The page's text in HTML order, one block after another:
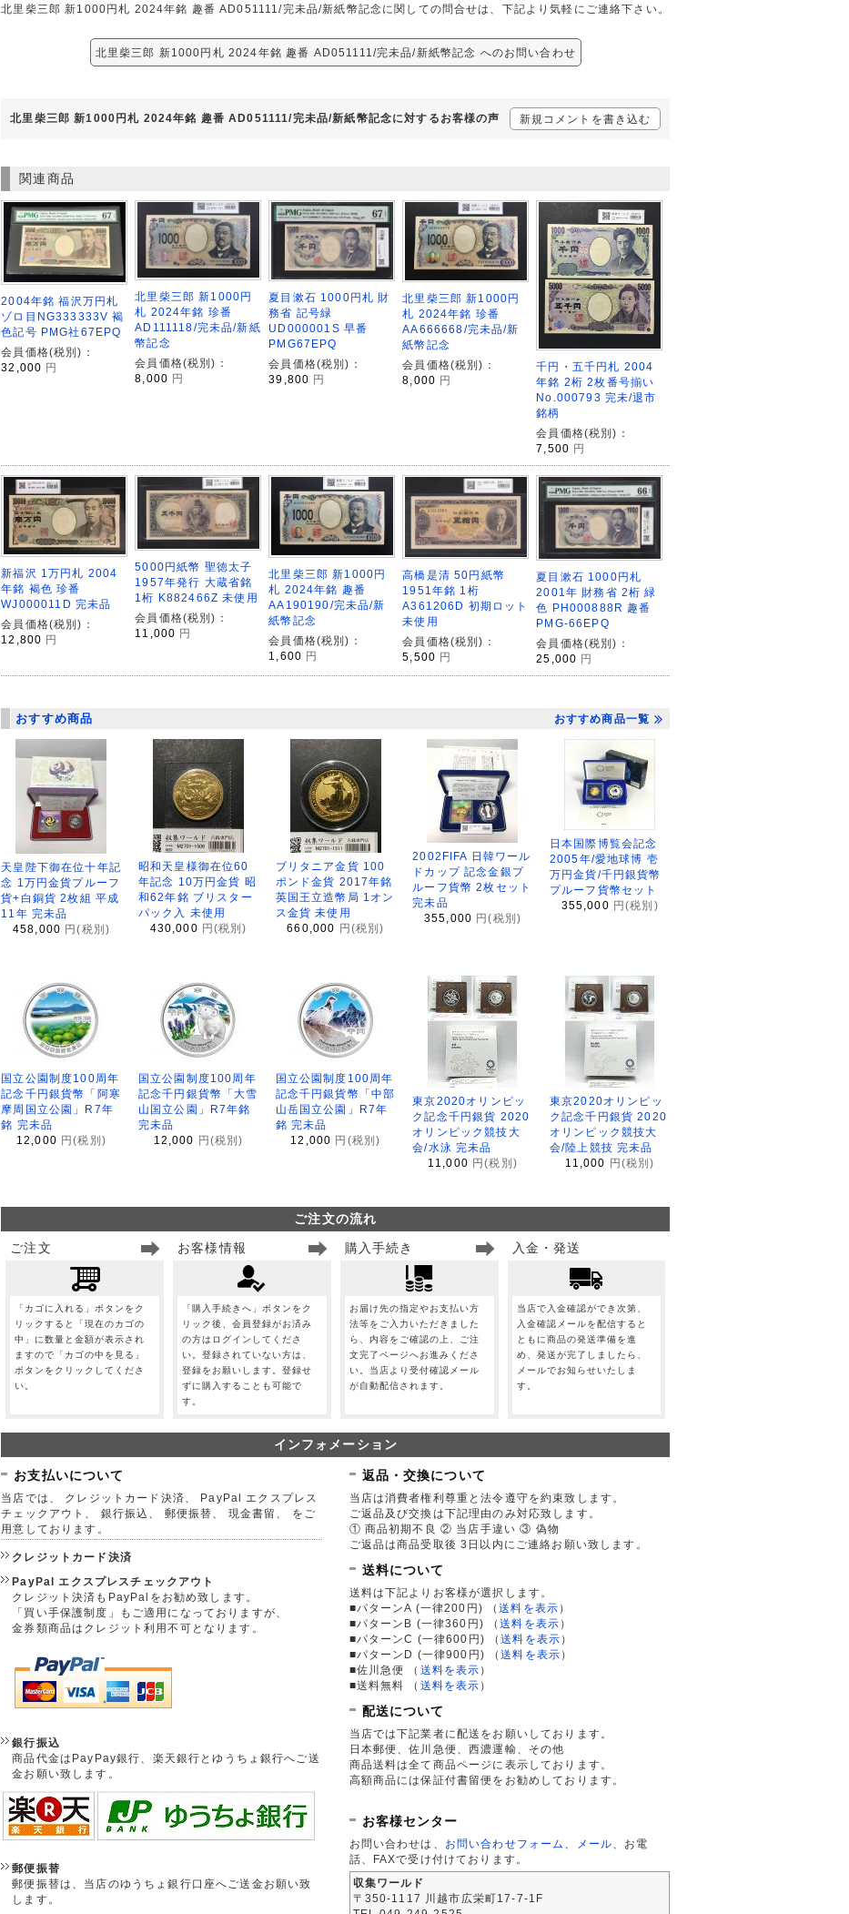
北里柴三郎 新1000円札 2024年銘 趣番 AD051111/完未品/新紙幣記念に関しての問合せは、下記より気軽にご連絡下さい。
北里柴三郎 新1000円札 2024年銘 趣番 AD051111/完未品/新紙幣記念 へのお問い合わせ
北里柴三郎 新1000円札 2024年銘 趣番 AD051111/完未品/新紙幣記念に対するお客様の声 新規コメントを書き込む
関連商品
2004年銘 福沢万円札
ゾロ目NG333333V 褐
色記号 PMG社67EPQ
会員価格(税別)：
32,000 円
北里柴三郎 新1000円
札 2024年銘 珍番
AD111118/完未品/新紙
幣記念
会員価格(税別)：
8,000 円
夏目漱石 1000円札 財
務省 記号緑
UD000001S 早番
PMG67EPQ
会員価格(税別)：
39,800 円
北里柴三郎 新1000円
札 2024年銘 珍番
AA666668/完未品/新
紙幣記念
会員価格(税別)：
8,000 円
千円・五千円札 2004
年銘 2桁 2枚番号揃い
No.000793 完未/退市
銘柄
会員価格(税別)：
7,500 円
新福沢 1万円札 2004
年銘 褐色 珍番
WJ000011D 完未品
会員価格(税別)：
12,800 円
5000円紙幣 聖徳太子
1957年発行 大蔵省銘
1桁 K882466Z 未使用
会員価格(税別)：
11,000 円
北里柴三郎 新1000円
札 2024年銘 趣番
AA190190/完未品/新
紙幣記念
会員価格(税別)：
1,600 円
高橋是清 50円紙幣
1951年銘 1桁
A361206D 初期ロット
未使用
会員価格(税別)：
5,500 円
夏目漱石 1000円札
2001年 財務省 2桁 緑
色 PH000888R 趣番
PMG-66EPQ
会員価格(税別)：
25,000 円
おすすめ商品 おすすめ商品一覧
天皇陛下御在位十年記
念 1万円金貨プルーフ
貨+白銅貨 2枚組 平成
11年 完未品
458,000 円(税別)
昭和天皇様御在位60
年記念 10万円金貨 昭
和62年銘 ブリスター
パック入 未使用
430,000 円(税別)
ブリタニア金貨 100
ポンド金貨 2017年銘
英国王立造幣局 1オン
ス金貨 未使用
660,000 円(税別)
2002FIFA 日韓ワール
ドカップ 記念金銀プ
ルーフ貨幣 2枚セット
完未品
355,000 円(税別)
日本国際博覧会記念
2005年/愛地球博 壱
万円金貨/千円銀貨幣
プルーフ貨幣セット
355,000 円(税別)
国立公園制度100周年
記念千円銀貨幣「阿寒
摩周国立公園」R7年
銘 完未品
12,000 円(税別)
国立公園制度100周年
記念千円銀貨幣「大雪
山国立公園」R7年銘
完未品
12,000
円(税別)
国立公園制度100周年
記念千円銀貨幣「中部
山岳国立公園」R7年
銘 完未品
12,000 円(税別)
東京2020オリンピッ
ク記念千円銀貨 2020
オリンピック競技大
会/水泳 完未品
11,000 円(税別)
東京2020オリンピッ
ク記念千円銀貨 2020
オリンピック競技大
会/陸上競技 完未品
11,000
円(税別)
ご注文の流れ
ご注文
「カゴに入れる」ボタンをク
リックすると「現在のカゴの
中」に数量と金額が表示され
ますので「カゴの中を見る」
ボタンをクリックしてくださ
い。
お客様情報
「購入手続きへ」ボタンをク
リック後、会員登録がお済み
の方はログインしてくださ
い。登録されていない方は、
登録をお願いします。登録せ
ずに購入することも可能で
す。
購入手続き
お届け先の指定やお支払い方
法等をご入力いただきました
ら、内容をご確認の上、ご注
文完了ページへお進みくださ
い。当店より受付確認メール
が自動配信されます。
入金・発送
当店で入金確認ができ次第、
入金確認メールを配信すると
ともに商品の発送準備を進
め、発送が完了しましたら、
メールでお知らせいたしま
す。
インフォメーション
お支払いについて
当店では、 クレジットカード決済、 PayPal エクスプレス
チェックアウト、 銀行振込、 郵便振替、 現金書留、 をご
用意しております。
クレジットカード決済
PayPal エクスプレスチェックアウト
クレジット決済もPayPalをお勧め致します。
「買い手保護制度」もご適用になっておりますが、
金券類商品はクレジット利用不可となります。
銀行振込
商品代金はPayPay銀行、楽天銀行とゆうちょ銀行へご送
金お願い致します。
郵便振替
郵便振替は、当店のゆうちょ銀行口座へご送金お願い致
します。
返品・交換について
当店は消費者権利尊重と法令遵守を約束致します。
ご返品及び交換は下記理由のみ対応致します。
① 商品初期不良 ② 当店手違い ③ 偽物
ご返品は商品受取後 3日以内にご連絡お願い致します。
送料について
送料は下記よりお客様が選択します。
■パターンA (一律200円)
（送料を表示 ）
■パターンB (一律360円)
（送料を表示 ）
■パターンC (一律600円)
（送料を表示 ）
■パターンD (一律900円)
（送料を表示 ）
■佐川急便
（ 送料を表示 ）
■送料無料
（ 送料を表示 ）
配送について
当店では下記業者に配送をお願いしております。
日本郵便、佐川急便、西濃運輸、その他
商品送料は全て商品ページに表示しております。
高額商品には保証付書留便をお勧めしております。
お客様センター
お問い合わせは、 お問い合わせフォーム メール 、お電
話、FAXで受け付けております。
収集ワールド
〒350-1117 川越市広栄町17-7-1F